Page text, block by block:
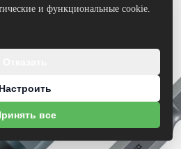
и функциональные cookie.
Настроить
все